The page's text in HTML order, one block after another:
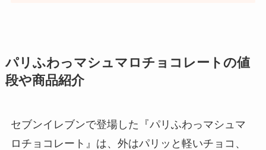
パリふわっマシュマロチョコレートの値
段や商品紹介
セブンイレブンで登場した『パリふわっマシュマ
ロチョコレート』は、外はパリッと軽いチョコ、